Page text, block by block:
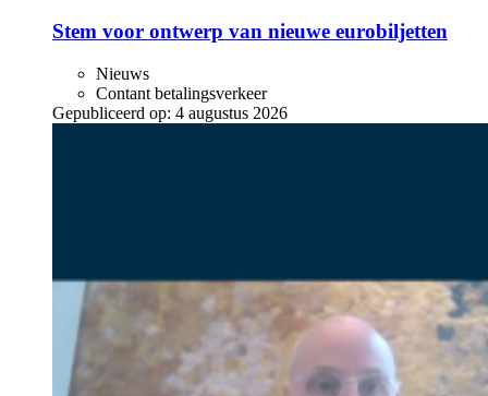
Stem voor ontwerp van nieuwe eurobiljetten
Nieuws
Contant betalingsverkeer
Gepubliceerd op: 4 augustus 2026